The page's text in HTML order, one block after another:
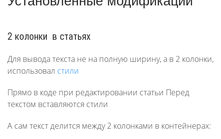
2 колонки в статьях
Для вывода текста не на полную ширину, а в 2 колонки,
использовал стили
Прямо в коде при редактировании статьи Перед
текстом вставляются стили
А сам текст делится между 2 колонками в контейнерах: